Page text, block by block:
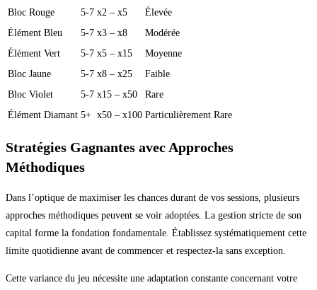
Bloc Rouge
5-7 x2 – x5
Élevée
Élément Bleu
5-7 x3 – x8
Modérée
Élément Vert
5-7 x5 – x15
Moyenne
Bloc Jaune
5-7 x8 – x25
Faible
Bloc Violet
5-7 x15 – x50
Rare
Élément Diamant 5+ x50 – x100 Particulièrement Rare
Stratégies Gagnantes avec Approches
Méthodiques
Dans l’optique de maximiser les chances durant de vos sessions, plusieurs
approches méthodiques peuvent se voir adoptées. La gestion stricte de son
capital forme la fondation fondamentale. Établissez systématiquement cette
limite quotidienne avant de commencer et respectez-la sans exception.
Cette variance du jeu nécessite une adaptation constante concernant votre